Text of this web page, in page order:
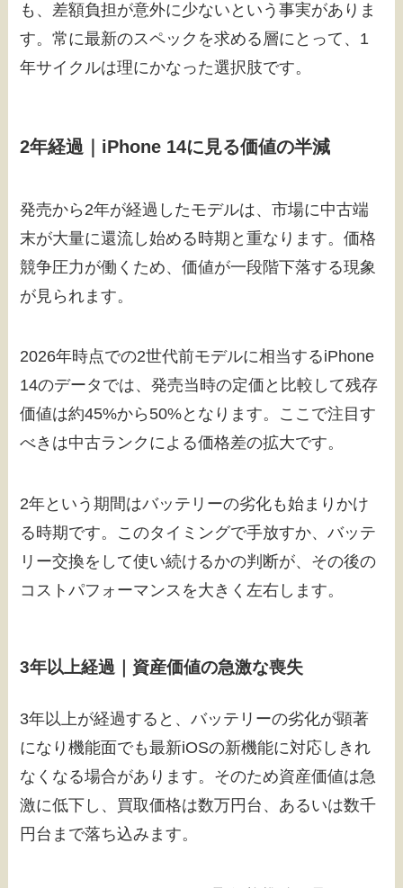
も、差額負担が意外に少ないという事実がありま
す。常に最新のスペックを求める層にとって、1
年サイクルは理にかなった選択肢です。
2年経過｜iPhone 14に見る価値の半減
発売から2年が経過したモデルは、市場に中古端
末が大量に還流し始める時期と重なります。価格
競争圧力が働くため、価値が一段階下落する現象
が見られます。
2026年時点での2世代前モデルに相当するiPhone
14のデータでは、発売当時の定価と比較して残存
価値は約45%から50%となります。ここで注目す
べきは中古ランクによる価格差の拡大です。
2年という期間はバッテリーの劣化も始まりかけ
る時期です。このタイミングで手放すか、バッテ
リー交換をして使い続けるかの判断が、その後の
コストパフォーマンスを大きく左右します。
3年以上経過｜資産価値の急激な喪失
3年以上が経過すると、バッテリーの劣化が顕著
になり機能面でも最新iOSの新機能に対応しきれ
なくなる場合があります。そのため資産価値は急
激に低下し、買取価格は数万円台、あるいは数千
円台まで落ち込みます。